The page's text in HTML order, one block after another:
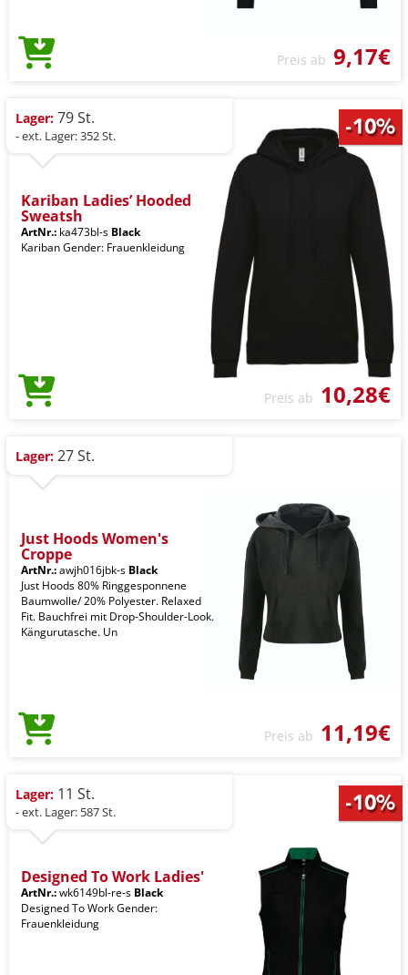
Preis ab 9,17€
Lager: 79 St.
- ext. Lager: 352 St.
Kariban Ladies’ Hooded
Sweatsh
ArtNr.: ka473bl-s Black
Kariban Gender: Frauenkleidung
Preis ab 10,28€
Lager: 27 St.
Just Hoods Women's
Croppe
ArtNr.:awjh016jbk-s Black
Just Hoods 80% Ringgesponnene
Baumwolle/ 20% Polyester. Relaxed
Fit. Bauchfrei mit Drop-Shoulder-Look.
Kängurutasche. Un
Preis ab 11,19€
Lager: 11 St.
- ext. Lager: 587 St.
Designed To Work Ladies'
ArtNr.:wk6149bl-re-s Black
Designed To Work Gender:
Frauenkleidung